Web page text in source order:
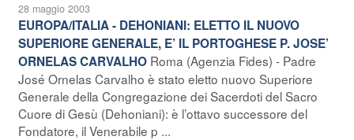
28 maggio 2003
EUROPA/ITALIA - DEHONIANI: ELETTO IL NUOVO
SUPERIORE GENERALE, E’ IL PORTOGHESE P. JOSE’
ORNELAS CARVALHO Roma (Agenzia Fides) - Padre
José Ornelas Carvalho è stato eletto nuovo Superiore
Generale della Congregazione dei Sacerdoti del Sacro
Cuore di Gesù (Dehoniani): è l’ottavo successore del
Fondatore, il Venerabile p ...